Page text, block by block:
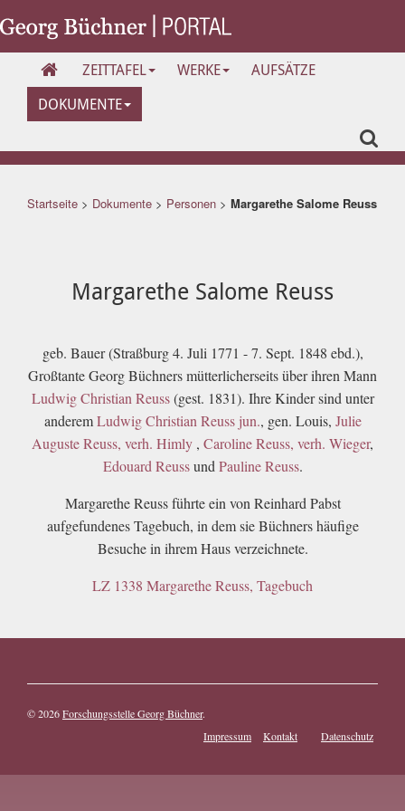
ZEITTAFEL WERKE
AUFSÄTZE
DOKUMENTE
Startseite > Dokumente > Personen > Margarethe Salome Reuss
Margarethe Salome Reuss
geb. Bauer (Straßburg 4. Juli 1771 - 7. Sept. 1848 ebd.),
Großtante Georg Büchners mütterlicherseits über ihren Mann
Ludwig Christian Reuss(gest. 1831). Ihre Kinder sind unter
anderemLudwig Christian Reuss jun., gen. Louis, Julie
Auguste Reuss, verh. Himly , Caroline Reuss, verh. Wieger,
Edouard Reussund Pauline Reuss.
Margarethe Reuss führte ein von Reinhard Pabst
aufgefundenes Tagebuch, in dem sie Büchners häufige
Besuche in ihrem Haus verzeichnete.
LZ 1338 Margarethe Reuss, Tagebuch
© 2026Forschungsstelle Georg Büchner.
Impressum
Kontakt Datenschutz